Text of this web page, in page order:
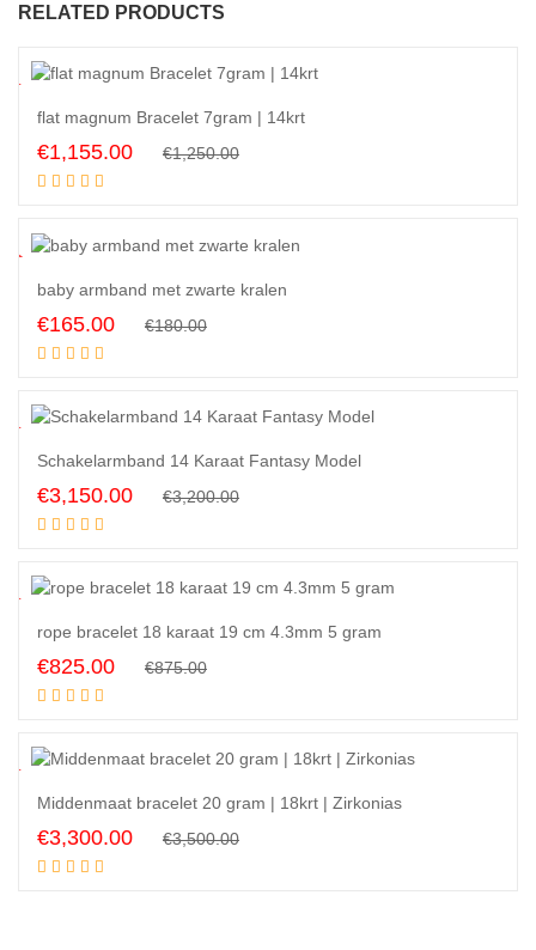
RELATED PRODUCTS
flat magnum Bracelet 7gram | 14krt
€1,250.00Original
€1,250.00.
€1,155.00
Current
€1,155.00.
baby armband met zwarte kralen
€180.00Original
€180.00.
€165.00
Current
€165.00.
Schakelarmband 14 Karaat Fantasy Model
€3,200.00Original
€3,200.00.
€3,150.00
Current
€3,150.00.
rope bracelet 18 karaat 19 cm 4.3mm 5 gram
€875.00Original
€875.00.
€825.00
Current
€825.00.
Middenmaat bracelet 20 gram | 18krt | Zirkonias
€3,500.00Original
€3,300.00
Current